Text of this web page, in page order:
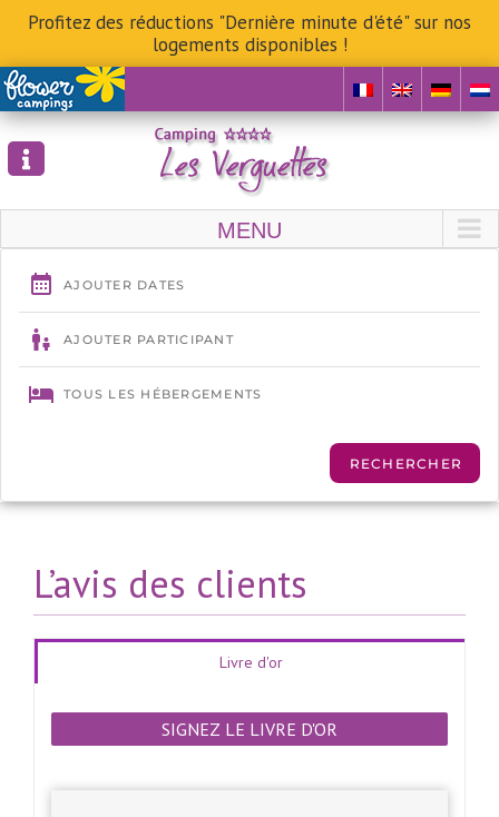
Profitez des réductions "Dernière minute d'été" sur nos
logements disponibles !
Skip
to
content
L’avis des clients
Livre d'or
SIGNEZ LE LIVRE D'OR